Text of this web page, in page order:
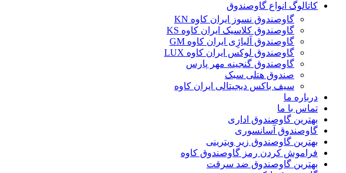
کاتالوگ انواع گاوصندوق
گاوصندوق نسوز ایران کاوه KN
گاوصندوق کلاسیک ایران کاوه KS
گاوصندوق آلیاژِی ایران کاوه GM
گاوصندوق لوکس ایران کاوه LUX
گاوصندوق گنجینه مهر پارس
صندوق هتلی سبک
سیف باکس دیجیتالی ایران کاوه
درباره ما
تماس با ما
بهترین گاوصندوق اداری
گاوصندوق آسانسوری
بهترین گاوصندوق زیر ویترینی
فراموش کردن رمز گاوصندوق کاوه
بهترین گاوصندوق ضد سرقت